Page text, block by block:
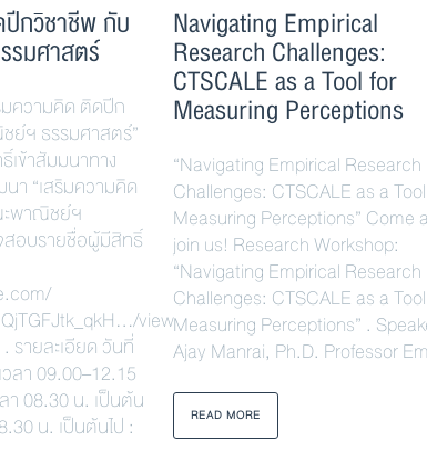
กวิชาชีพ กับ
มศาสตร์
มความคิด ติดปีก
ฯ ธรรมศาสตร์”
เข้าสัมมนาทาง
นา “เสริมความคิด
พาณิชย์ฯ
สอบรายชื่อผู้มีสิทธิ์
view
รายละเอียด วันที่
ลา 09.00–12.15
า 08.30 น. เป็นต้น
น. เป็นต้นไป :
Navigating Empirical
Research Challenges:
CTSCALE as a Tool for
Measuring Perceptions
“Navigating Empirical Research
Challenges: CTSCALE as a
Measuring Perceptions” Come
join us! Research Workshop:
“Navigating Empirical Research
Challenges: CTSCALE as a
Measuring Perceptions” .
Ajay Manrai, Ph.D. Professor
READ MORE